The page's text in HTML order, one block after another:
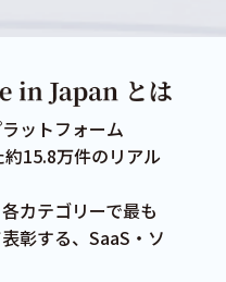
ットフォーム
15.8万件のリアル
カテゴリーで最も
彰する、SaaS・ソ